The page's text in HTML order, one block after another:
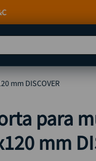
mm DISCOVER
para
mm